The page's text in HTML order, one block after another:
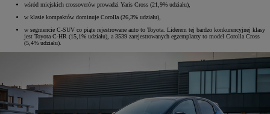
wśród miejskich crossoverów prowadzi Yaris Cross (21,9% udziału),
w klasie kompaktów dominuje Corolla (26,3% udziału),
w segmencie C-SUV co piąte rejestrowane auto to Toyota. Liderem tej bardzo konkurencyjnej klasy
jest Toyota C-HR (15,1% udziału), a 3539 zarejestrowanych egzemplarzy to model Corolla Cross
(5,4% udziału).